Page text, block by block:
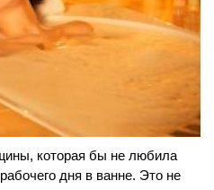
которая бы не любила
дня в ванне. Это не